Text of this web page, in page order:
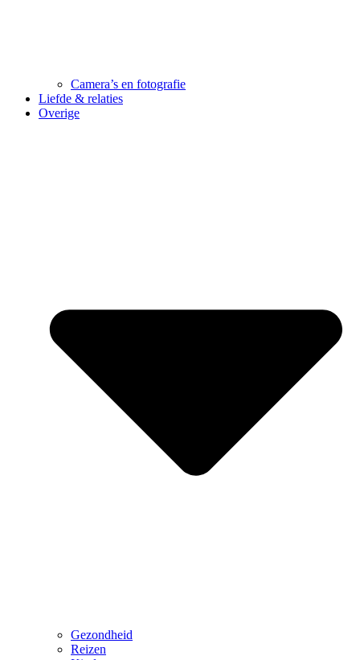
Camera’s en fotografie
Liefde & relaties
Overige
Gezondheid
Reizen